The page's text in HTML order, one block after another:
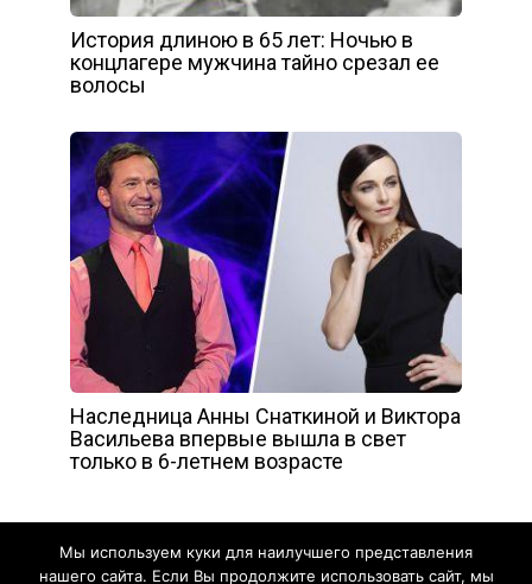
История длиною в 65 лет: Ночью в
концлагере мужчина тайно срезал ее
волосы
Наследница Анны Снаткиной и Виктора
Васильева впервые вышла в свет
только в 6-летнем возрасте
Мы используем куки для наилучшего представления
нашего сайта. Если Вы продолжите использовать сайт, мы